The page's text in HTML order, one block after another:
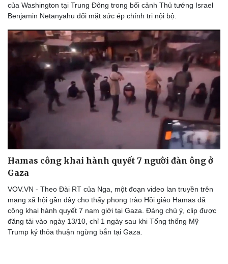
Thể thao
Bóng đá
Thế giới thể thao
eSports
Hậu trường
Ô tô - Xe máy
Tư vấn
của Washington tại Trung Đông trong bối cảnh Thủ tướng Israel
Benjamin Netanyahu đối mặt sức ép chính trị nội bộ.
Hamas công khai hành quyết 7 người đàn ông ở
Gaza
VOV.VN - Theo Đài RT của Nga, một đoạn video lan truyền trên
mạng xã hội gần đây cho thấy phong trào Hồi giáo Hamas đã
công khai hành quyết 7 nam giới tại Gaza. Đáng chú ý, clip được
đăng tải vào ngày 13/10, chỉ 1 ngày sau khi Tổng thống Mỹ
Trump ký thỏa thuận ngừng bắn tại Gaza.